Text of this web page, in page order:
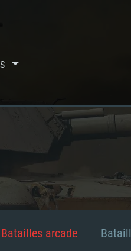
Batailles arcade